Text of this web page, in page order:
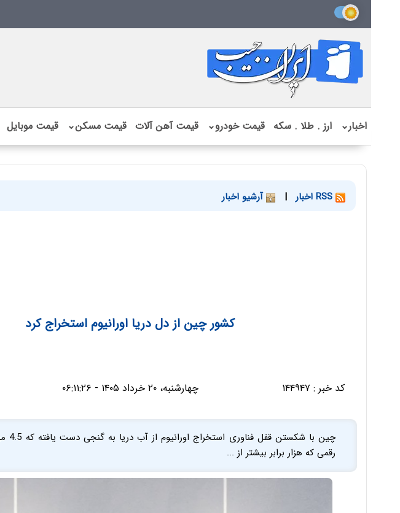
اخبار⌄ ارز . طلا . سکه قیمت خودرو⌄ قیمت آهن آلات قیمت مسکن⌄ قیمت موبایل
| آرشیو اخبار
کشور چین از دل دریا اورانیوم استخراج کرد
کد خبر : ۱۴۴۹۴۷ چهارشنبه، ۲۰ خرداد ۱۴۰۵ - ۰۶:۱۱:۲۶
رقمی که هزار برابر بیشتر از ...